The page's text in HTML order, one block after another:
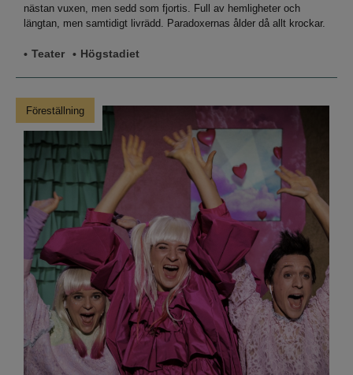
nästan vuxen, men sedd som fjortis. Full av hemligheter och
längtan, men samtidigt livrädd. Paradoxernas ålder då allt krockar.
Teater Högstadiet
Föreställning